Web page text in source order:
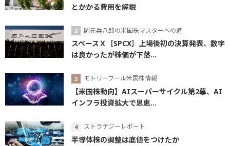
とかかる費用を解説
岡元兵八郎の米国株マスターへの道
スペースＸ［SPCX］上場後初の決算発表、数字
は良かったが株価が下落...
モトリーフール米国株情報
【米国株動向】AIスーパーサイクル第2幕、AI
インフラ投資拡大で恩恵...
ストラテジーレポート
半導体株の調整は底値をつけたか